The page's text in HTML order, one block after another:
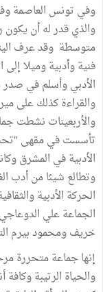
والذي قدر له أن يكون
متوسطة وقد عرف
فنية وأدبية وميلا
الأدبي وأسلم في صدر
والقراءة كذلك على
والأربعينات نشطت
تأسست في مقهى
الأدبية في المشرق
وتطالع شيئا من أدب
الحركة الأدبية
الجماعة علي
خريف ومحمود بيرم
إنها جماعة متحررة
والحياة الرتيبة